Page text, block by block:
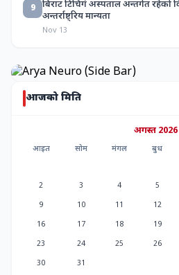
9
बिराट टिचिगं अस्पताल अन्तर्गत रहेको विराट क्यान्सर इन्स्टिच्युटलाई
अन्तर्राष्ट्रिय मान्यता
Nov 13
आजको मिति
अगस्त 2026
आइत सोम मंगल बुध
2
3 4 5
9
10 11 12
16
17 18 19
23
24 25 26
30
31